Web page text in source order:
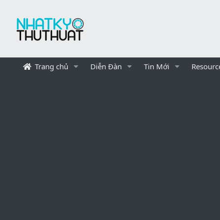
Trang chủ Diễn Đàn Tin Mới